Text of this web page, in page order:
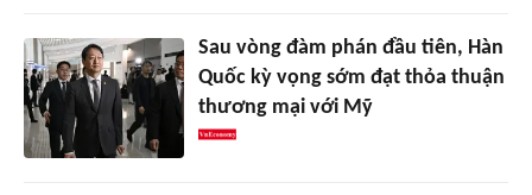
Sau vòng đàm phán đầu tiên, Hàn
Quốc kỳ vọng sớm đạt thỏa thuận
thương mại với Mỹ